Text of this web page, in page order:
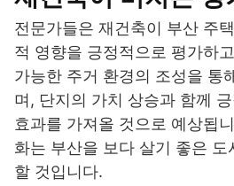
전문가들은 재건축이 부산 주
적 영향을 긍정적으로 평가하
가능한 주거 환경의 조성을 통
며, 단지의 가치 상승과 함께
효과를 가져올 것으로 예상됩
화는 부산을 보다 살기 좋은 도
할 것입니다.